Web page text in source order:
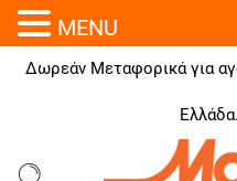
Δωρεάν Μεταφορικά για
MENU